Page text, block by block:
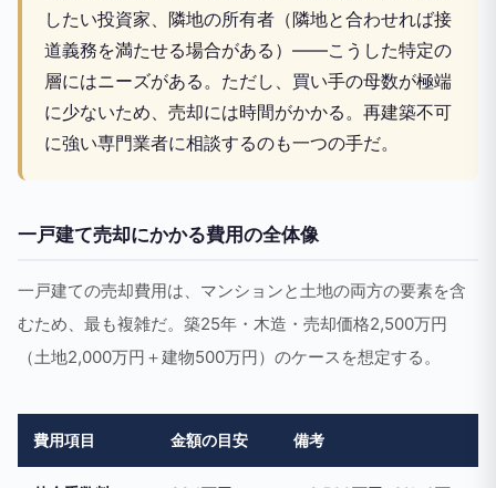
したい投資家、隣地の所有者（隣地と合わせれば接
道義務を満たせる場合がある）——こうした特定の
層にはニーズがある。ただし、買い手の母数が極端
に少ないため、売却には時間がかかる。再建築不可
に強い専門業者に相談するのも一つの手だ。
一戸建て売却にかかる費用の全体像
一戸建ての売却費用は、マンションと土地の両方の要素を含
むため、最も複雑だ。築25年・木造・売却価格2,500万円
（土地2,000万円＋建物500万円）のケースを想定する。
費用項目 金額の目安 備考